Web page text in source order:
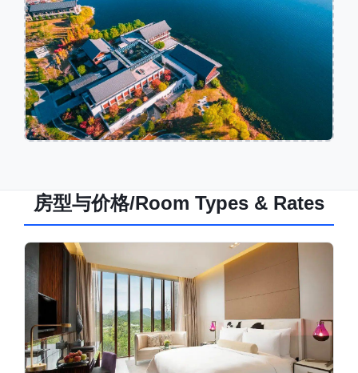
房型与价格/Room Types & Rates